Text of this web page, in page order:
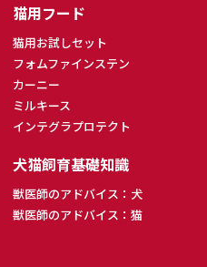
猫用フード
猫用お試しセット
フォムファインステン
カーニー
ミルキース
インテグラプロテクト
犬猫飼育基礎知識
獣医師のアドバイス：犬
獣医師のアドバイス：猫